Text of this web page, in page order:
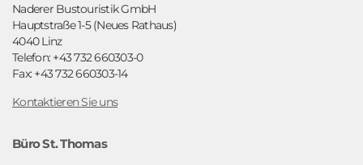
Naderer Bustouristik GmbH
Hauptstraße 1-5 (Neues Rathaus)
4040 Linz
Telefon: +43 732 660303-0
Fax: +43 732 660303-14
Kontaktieren Sie uns
Büro St. Thomas